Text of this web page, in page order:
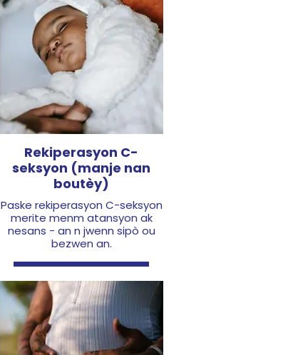
Rekiperasyon C-
seksyon (manje nan
boutèy)
Paske rekiperasyon C-seksyon
merite menm atansyon ak
nesans - an n jwenn sipò ou
bezwen an.